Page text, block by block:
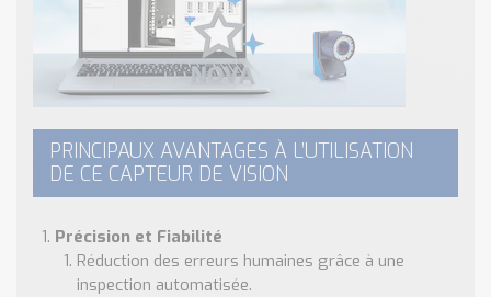
PRINCIPAUX AVANTAGES À L’UTILISATION
DE CE CAPTEUR DE VISION
Précision et Fiabilité
Réduction des erreurs humaines grâce à une
inspection automatisée.